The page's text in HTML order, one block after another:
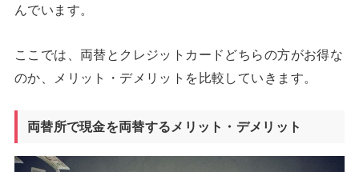
んでいます。
ここでは、両替とクレジットカードどちらの方がお得な
のか、メリット・デメリットを比較していきます。
両替所で現金を両替するメリット・デメリット